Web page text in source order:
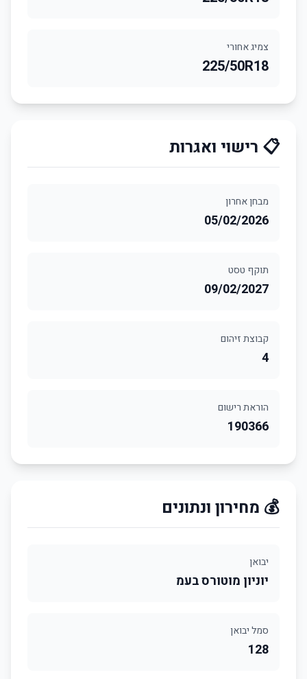
צמיג אחורי
225/50R18
📋 רישוי ואגרות
מבחן אחרון
05/02/2026
תוקף טסט
09/02/2027
קבוצת זיהום
4
הוראת רישום
190366
💰 מחירון ונתונים
יבואן
יוניון מוטורס בעמ
סמל יבואן
128